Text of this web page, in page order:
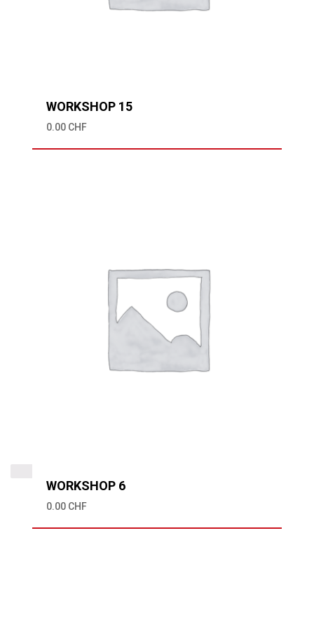
WORKSHOP 15
0.00 CHF
WORKSHOP 6
0.00 CHF